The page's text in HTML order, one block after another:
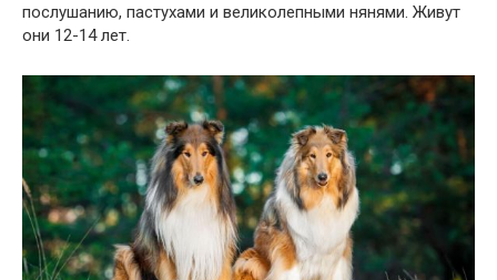
послушанию, пастухами и великолепными нянями. Живут
они 12-14 лет.